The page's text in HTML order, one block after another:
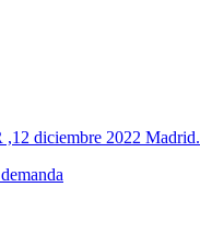
diciembre 2022 Madrid.